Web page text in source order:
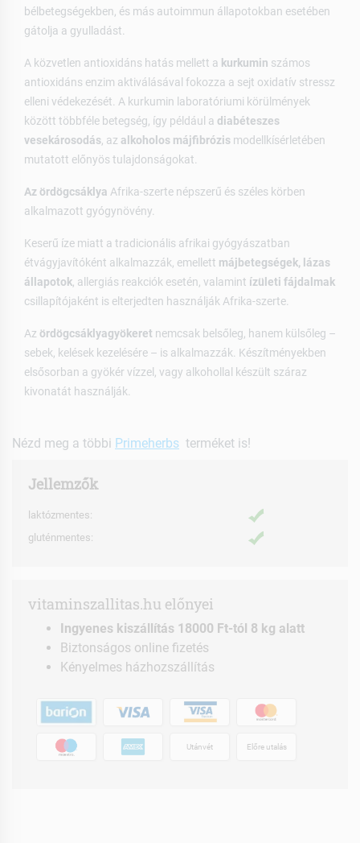
bélbetegségekben, és más autoimmun állapotokban esetében
gátolja a gyulladást.
A közvetlen antioxidáns hatás mellett a kurkumin számos
antioxidáns enzim aktiválásával fokozza a sejt oxidatív stressz
elleni védekezését. A kurkumin laboratóriumi körülmények
között többféle betegség, így például a diabéteszes
vesekárosodás , az alkoholos májfibrózis modellkísérletében
mutatott előnyös tulajdonságokat.
Az ördögcsáklya Afrika-szerte népszerű és széles körben
alkalmazott gyógynövény.
Keserű íze miatt a tradicionális afrikai gyógyászatban
étvágyjavítóként alkalmazzák, emellett májbetegségek, lázas
állapotok , allergiás reakciók esetén, valamint ízületi fájdalmak
csillapítójaként is elterjedten használják Afrika-szerte.
Az ördögcsáklyagyökeret nemcsak belsőleg, hanem külsőleg –
sebek, kelések kezelésére – is alkalmazzák. Készítményekben
elsősorban a gyökér vízzel, vagy alkohollal készült száraz
kivonatát használják.
Nézd meg a többi Primeherbs terméket is!
Jellemzők
laktózmentes:
gluténmentes:
vitaminszallitas.hu előnyei
Ingyenes kiszállítás 18000 Ft-tól 8 kg alatt
Biztonságos online fizetés
Kényelmes házhozszállítás
Utánvét Előre utalás